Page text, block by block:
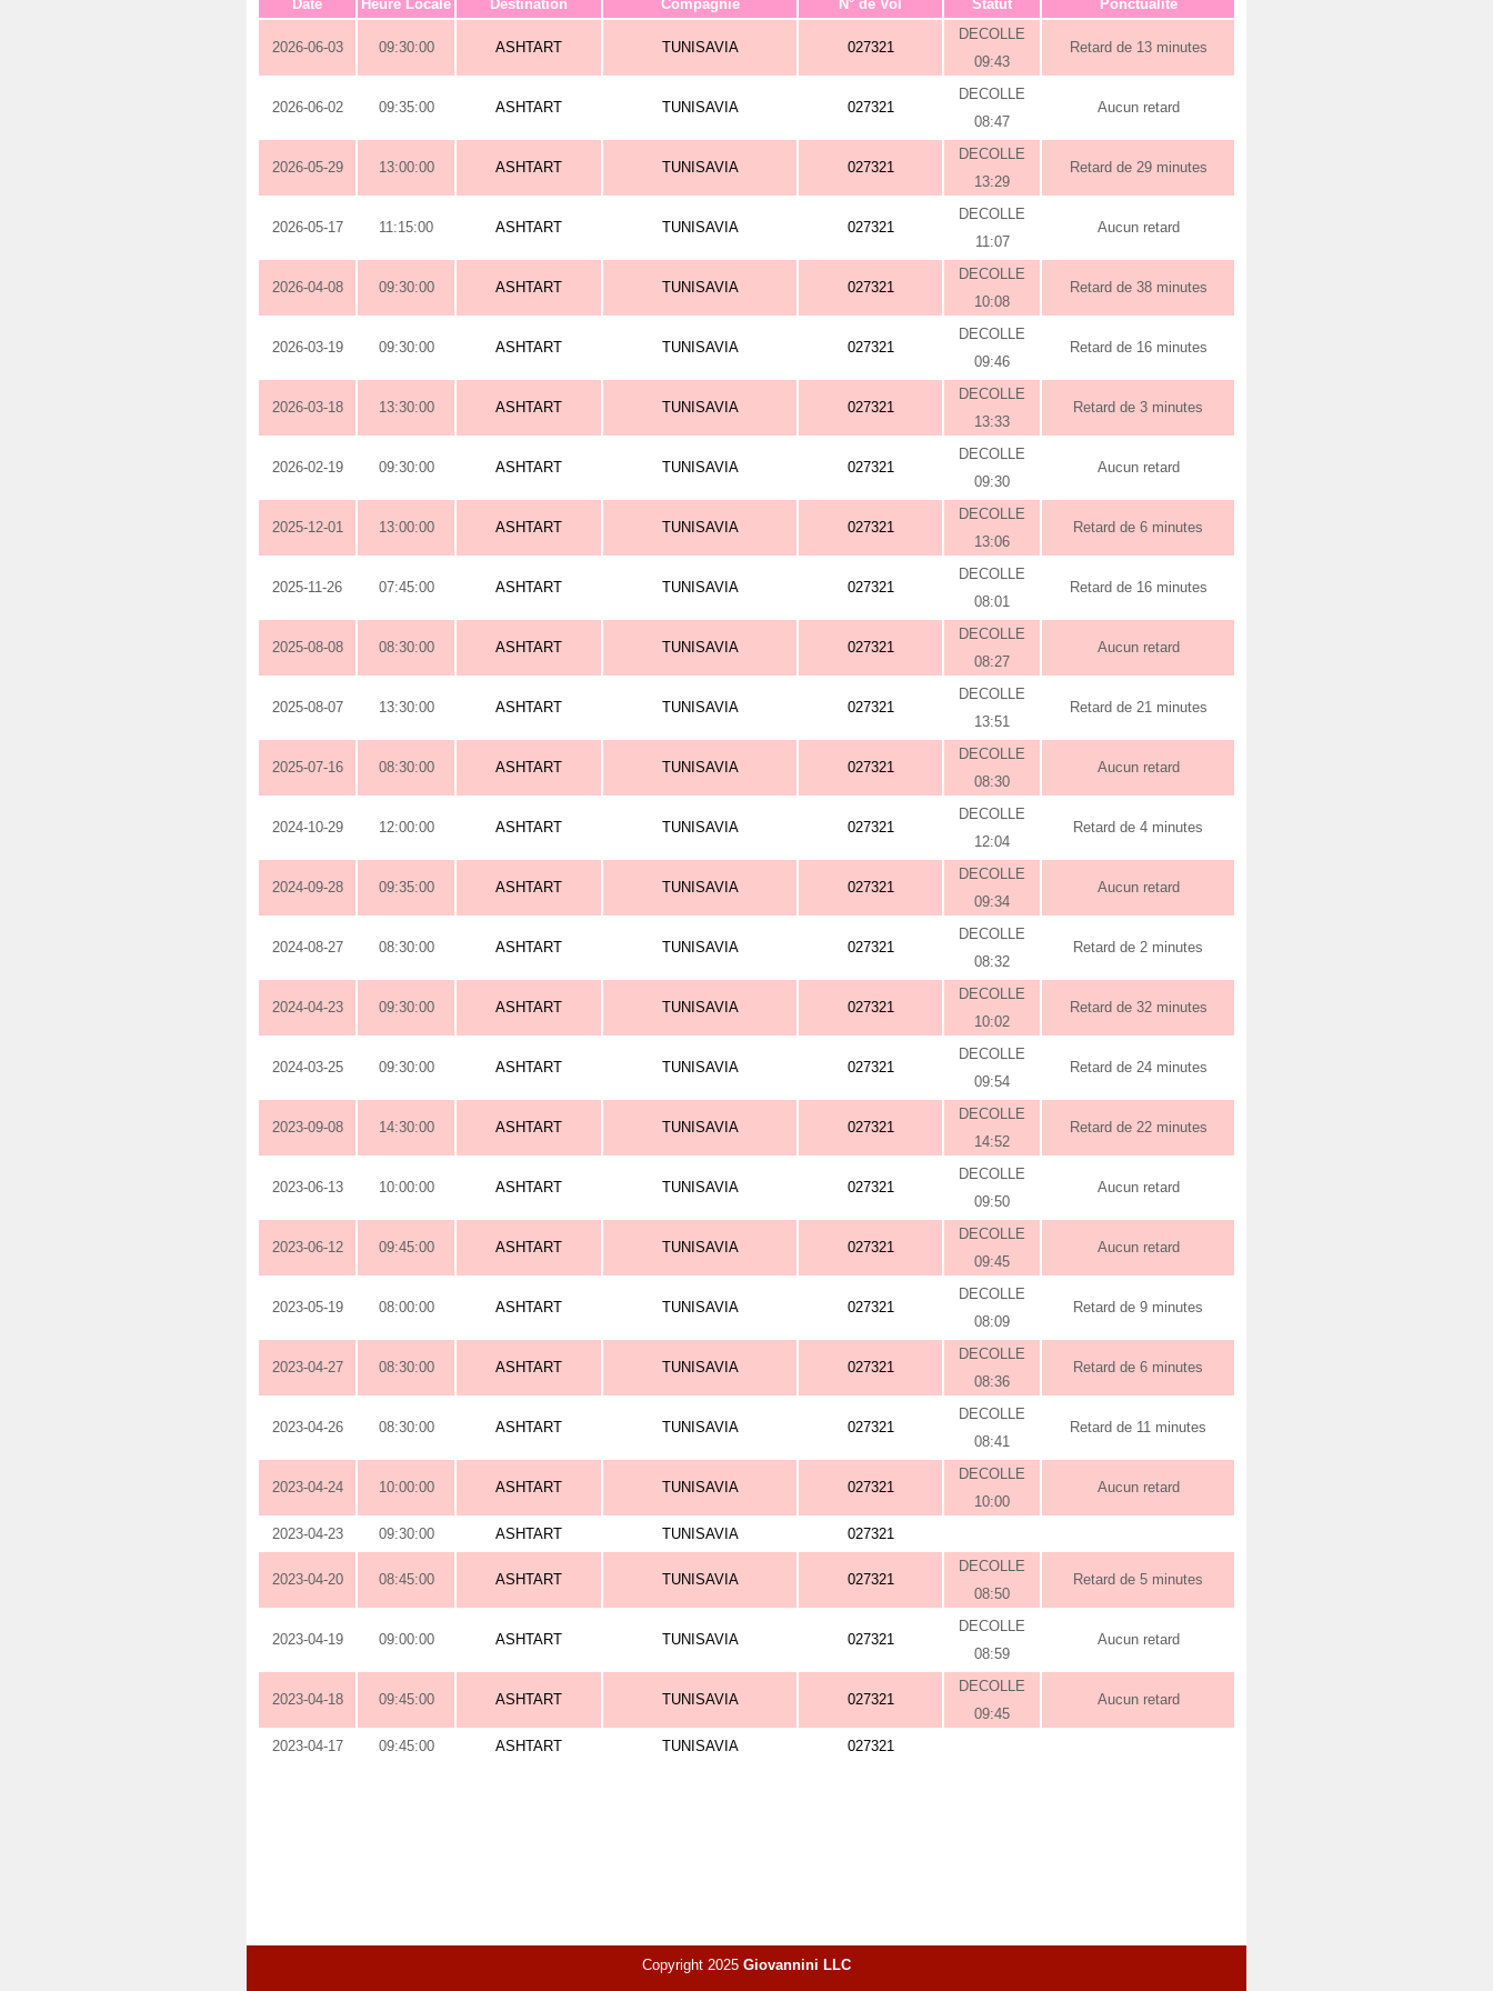
Date Heure Locale Destination Compagnie N° de Vol Statut Ponctualité
2026-06-03 09:30:00 ASHTART TUNISAVIA 027321
DECOLLE
09:43
Retard de 13 minutes
2026-06-02 09:35:00 ASHTART TUNISAVIA 027321
DECOLLE
08:47
Aucun retard
2026-05-29 13:00:00 ASHTART TUNISAVIA 027321
DECOLLE
13:29
Retard de 29 minutes
2026-05-17 11:15:00 ASHTART TUNISAVIA 027321
DECOLLE
11:07
Aucun retard
2026-04-08 09:30:00 ASHTART TUNISAVIA 027321
DECOLLE
10:08
Retard de 38 minutes
2026-03-19 09:30:00 ASHTART TUNISAVIA 027321
DECOLLE
09:46
Retard de 16 minutes
2026-03-18 13:30:00 ASHTART TUNISAVIA 027321
DECOLLE
13:33
Retard de 3 minutes
2026-02-19 09:30:00 ASHTART TUNISAVIA 027321
DECOLLE
09:30
Aucun retard
2025-12-01 13:00:00 ASHTART TUNISAVIA 027321
DECOLLE
13:06
Retard de 6 minutes
2025-11-26 07:45:00 ASHTART TUNISAVIA 027321
DECOLLE
08:01
Retard de 16 minutes
2025-08-08 08:30:00 ASHTART TUNISAVIA 027321
DECOLLE
08:27
Aucun retard
2025-08-07 13:30:00 ASHTART TUNISAVIA 027321
DECOLLE
13:51
Retard de 21 minutes
2025-07-16 08:30:00 ASHTART TUNISAVIA 027321
DECOLLE
08:30
Aucun retard
2024-10-29 12:00:00 ASHTART TUNISAVIA 027321
DECOLLE
12:04
Retard de 4 minutes
2024-09-28 09:35:00 ASHTART TUNISAVIA 027321
DECOLLE
09:34
Aucun retard
2024-08-27 08:30:00 ASHTART TUNISAVIA 027321
DECOLLE
08:32
Retard de 2 minutes
2024-04-23 09:30:00 ASHTART TUNISAVIA 027321
DECOLLE
10:02
Retard de 32 minutes
2024-03-25 09:30:00 ASHTART TUNISAVIA 027321
DECOLLE
09:54
Retard de 24 minutes
2023-09-08 14:30:00 ASHTART TUNISAVIA 027321
DECOLLE
14:52
Retard de 22 minutes
2023-06-13 10:00:00 ASHTART TUNISAVIA 027321
DECOLLE
09:50
Aucun retard
2023-06-12 09:45:00 ASHTART TUNISAVIA 027321
DECOLLE
09:45
Aucun retard
2023-05-19 08:00:00 ASHTART TUNISAVIA 027321
DECOLLE
08:09
Retard de 9 minutes
2023-04-27 08:30:00 ASHTART TUNISAVIA 027321
DECOLLE
08:36
Retard de 6 minutes
2023-04-26 08:30:00 ASHTART TUNISAVIA 027321
DECOLLE
08:41
Retard de 11 minutes
2023-04-24 10:00:00 ASHTART TUNISAVIA 027321
DECOLLE
10:00
Aucun retard
2023-04-23 09:30:00 ASHTART TUNISAVIA 027321
2023-04-20 08:45:00 ASHTART TUNISAVIA 027321
DECOLLE
08:50
Retard de 5 minutes
2023-04-19 09:00:00 ASHTART TUNISAVIA 027321
DECOLLE
08:59
Aucun retard
2023-04-18 09:45:00 ASHTART TUNISAVIA 027321
DECOLLE
09:45
Aucun retard
2023-04-17 09:45:00 ASHTART TUNISAVIA 027321
Copyright 2025 Giovannini LLC